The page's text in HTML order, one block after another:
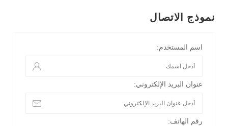
نموذج الاتصال
اسم المستخدم:
عنوان البريد الإلكتروني:
رقم الهاتف: